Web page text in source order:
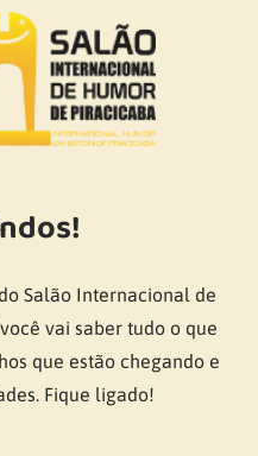
Salão Internacional de
vai saber tudo o que
que estão chegando e
Fique ligado!